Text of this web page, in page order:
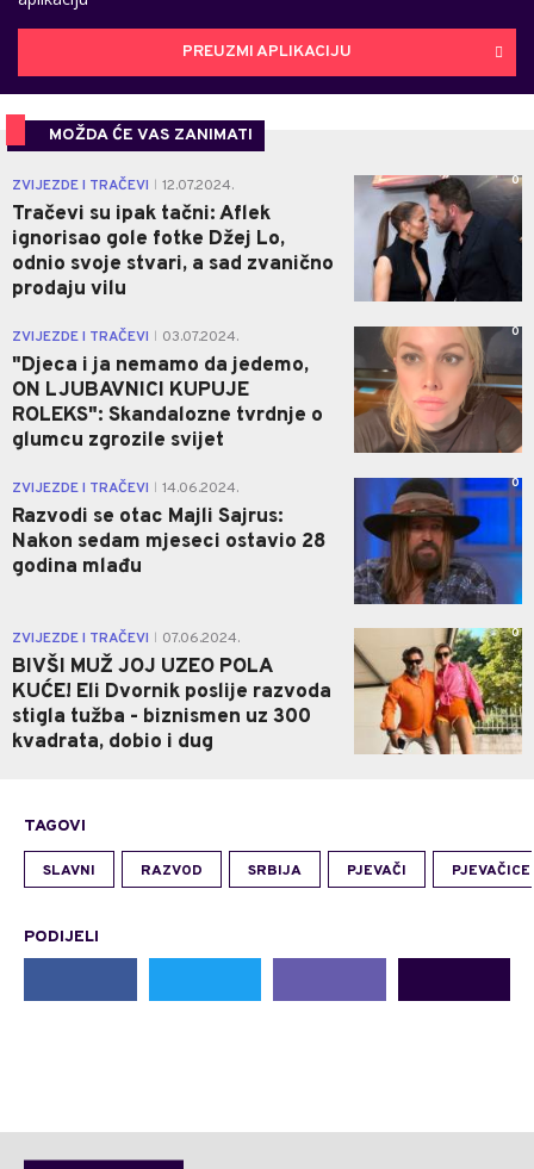
PREUZMI APLIKACIJU
MOŽDA ĆE VAS ZANIMATI
ZVIJEZDE I TRAČEVI 12.07.2024.
Tračevi su ipak tačni: Aflek
ignorisao gole fotke Džej Lo,
odnio svoje stvari, a sad zvanično
prodaju vilu
0
ZVIJEZDE I TRAČEVI 03.07.2024.
"Djeca i ja nemamo da jedemo,
ON LJUBAVNICI KUPUJE
ROLEKS": Skandalozne tvrdnje o
glumcu zgrozile svijet
0
ZVIJEZDE I TRAČEVI 14.06.2024.
Razvodi se otac Majli Sajrus:
Nakon sedam mjeseci ostavio 28
godina mlađu
0
ZVIJEZDE I TRAČEVI 07.06.2024.
BIVŠI MUŽ JOJ UZEO POLA
KUĆE! Eli Dvornik poslije razvoda
stigla tužba - biznismen uz 300
kvadrata, dobio i dug
0
TAGOVI
SLAVNI RAZVOD SRBIJA PJEVAČI PJEVAČICE
PODIJELI